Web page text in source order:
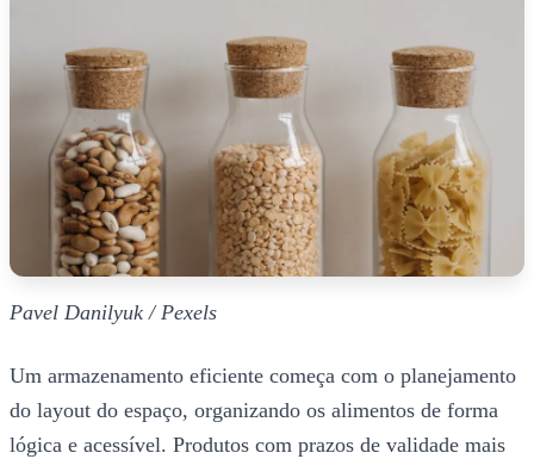
Pavel Danilyuk / Pexels
Um armazenamento eficiente começa com o planejamento
do layout do espaço, organizando os alimentos de forma
lógica e acessível. Produtos com prazos de validade mais